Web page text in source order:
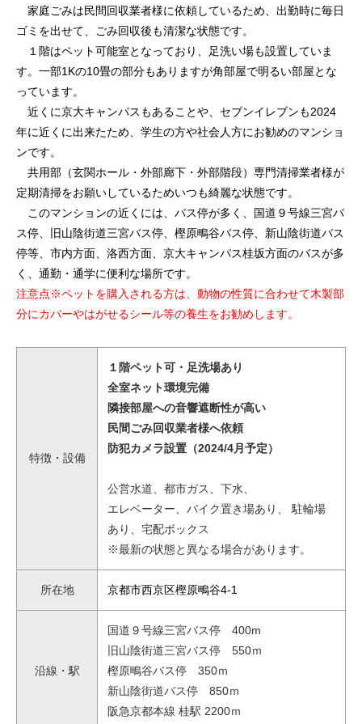
家庭ごみは民間回収業者様に依頼しているため、出勤時に毎日
ゴミを出せて、ごみ回収後も清潔な状態です。
１階はペット可能室となっており、足洗い場も設置していま
す。一部1Kの10畳の部分もありますが角部屋で明るい部屋とな
っています。
近くに京大キャンパスもあることや、セブンイレブンも2024
年に近くに出来たため、学生の方や社会人方にお勧めのマンショ
ンです。
共用部（玄関ホール・外部廊下・外部階段）専門清掃業者様が
定期清掃をお願いしているためいつも綺麗な状態です。
このマンションの近くには、バス停が多く、国道９号線三宮バ
ス停、旧山陰街道三宮バス停、樫原鴫谷バス停、新山陰街道バス
停等、市内方面、洛西方面、京大キャンパス桂坂方面のバスが多
く、通勤・通学に便利な場所です。
注意点※ペットを購入される方は、動物の性質に合わせて木製部
分にカバーやはがせるシール等の養生をお勧めします。
特徴・設備
１階ペット可・足洗場あり
全室ネット環境完備
隣接部屋への音響遮断性が高い
民間ごみ回収業者様へ依頼
防犯カメラ設置（2024/4月予定）
公営水道、都市ガス、下水、
エレベーター、バイク置き場あり、 駐輪場
あり、宅配ボックス
※最新の状態と異なる場合があります。
所在地 京都市西京区樫原鴫谷4-1
沿線・駅
国道９号線三宮バス停 400m
旧山陰街道三宮バス停 550ｍ
樫原鴫谷バス停 350ｍ
新山陰街道バス停 850ｍ
阪急京都本線 桂駅 2200ｍ